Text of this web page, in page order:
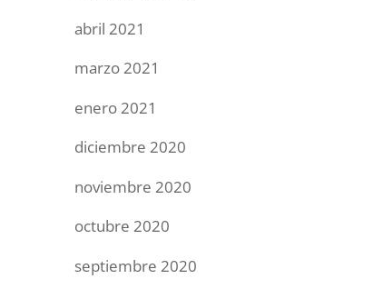
abril 2021
marzo 2021
enero 2021
diciembre 2020
noviembre 2020
octubre 2020
septiembre 2020